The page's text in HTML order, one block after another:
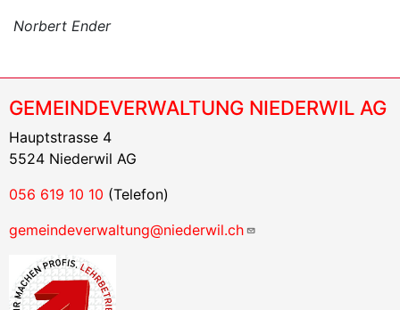
Norbert Ender
GEMEINDEVERWALTUNG NIEDERWIL AG
Hauptstrasse 4
5524 Niederwil AG
056 619 10 10 (Telefon)
gemeindeverwaltung@niederwil.ch